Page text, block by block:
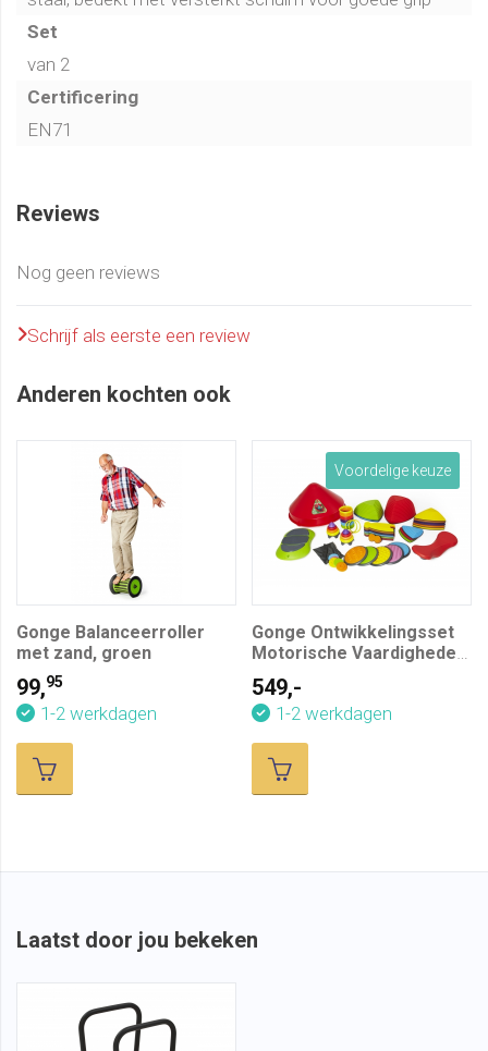
Set
van 2
Certificering
EN71
Reviews
Nog geen reviews
Schrijf als eerste een review
Anderen kochten ook
Gonge Balanceerroller
met zand, groen
99,95
1-2 werkdagen
Voordelige keuze
Gonge Ontwikkelingsset
Motorische Vaardigheden,
10-delig
549,-
1-2 werkdagen
Laatst door jou bekeken